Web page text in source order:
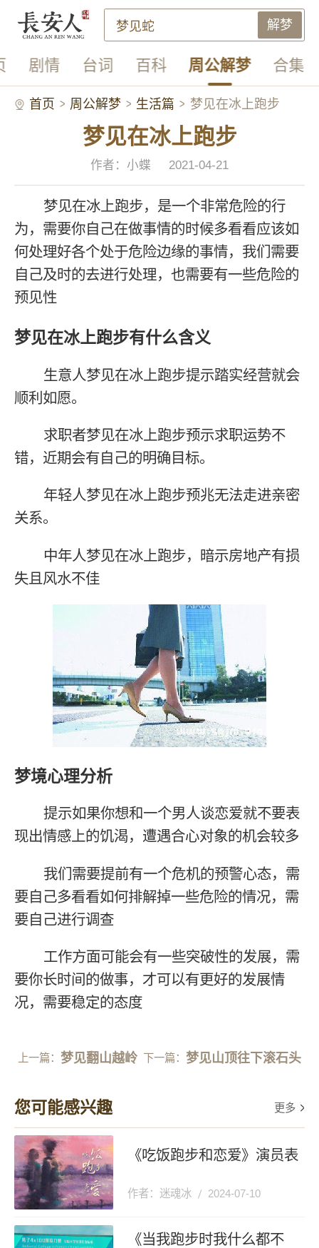
解梦
剧情 台词 百科 周公解梦 合集
首页 周公解梦 生活篇 梦见在冰上跑步
梦见在冰上跑步
作者：小蝶 2021-04-21
梦见在冰上跑步，是一个非常危险的行
为，需要你自己在做事情的时候多看看应该如
何处理好各个处于危险边缘的事情，我们需要
自己及时的去进行处理，也需要有一些危险的
预见性
梦见在冰上跑步有什么含义
生意人梦见在冰上跑步提示踏实经营就会
顺利如愿。
求职者梦见在冰上跑步预示求职运势不
错，近期会有自己的明确目标。
年轻人梦见在冰上跑步预兆无法走进亲密
关系。
中年人梦见在冰上跑步，暗示房地产有损
失且风水不佳
梦境心理分析
提示如果你想和一个男人谈恋爱就不要表
现出情感上的饥渴，遭遇合心对象的机会较多
我们需要提前有一个危机的预警心态，需
要自己多看看如何排解掉一些危险的情况，需
要自己进行调查
工作方面可能会有一些突破性的发展，需
要你长时间的做事，才可以有更好的发展情
况，需要稳定的态度
上一篇： 梦见翻山越岭 下一篇：梦见山顶往下滚石头
您可能感兴趣 更多
《吃饭跑步和恋爱》演员表
作者：迷魂冰 2024-07-10
《当我跑步时我什么都不